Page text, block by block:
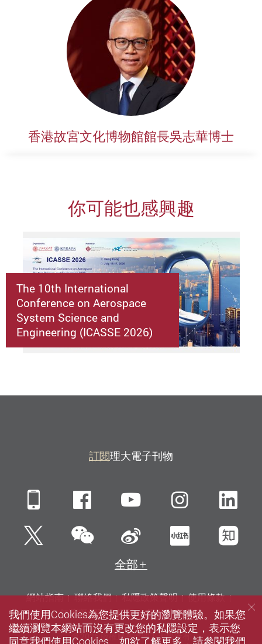
香港故宮文化博物館館長吳志華博士
你可能也感興趣
The 10th International
Conference on Aerospace
System Science and
Engineering (ICASSE 2026)
訂閱理大電子刊物
Mobile FacebookYouTube
Twitter微信 新浪微博小紅書知
全部
網站指南 聯絡我們 私隱政策聲明
使用條款
無障礙網頁
招聘 傳媒 圖書館
© 2026 版權屬香港理工大學所有
我們使用Cookies為您提供更好的瀏覽體驗。如果您
繼續瀏覽本網站而沒有更改您的私隱設定，表示您
同意我們使用Cookies。如欲了解更多，請參閱我們